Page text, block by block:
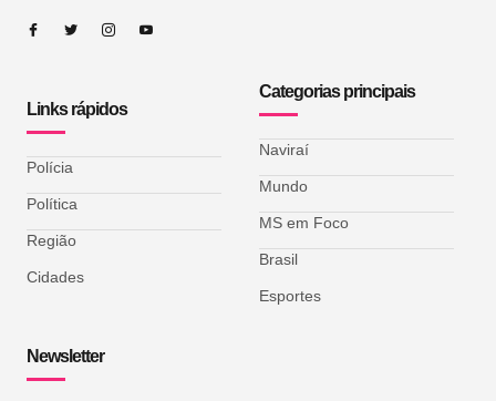
Links rápidos
Polícia
Política
Região
Cidades
Categorias principais
Naviraí
Mundo
MS em Foco
Brasil
Esportes
Newsletter